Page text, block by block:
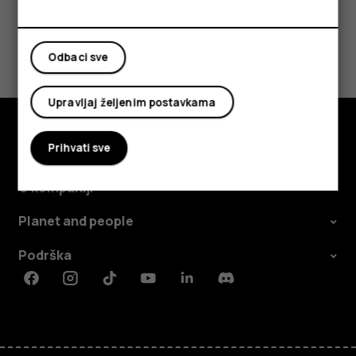
Da li vam je ovo bilo korisno?
Da Ne
Istražite
O kompaniji
Planet and people
Podrška
FacebookInstagramTiktokYoutubeLinkedinDiscord
Odbaci sve
Upravljaj željenim postavkama
Prihvati sve